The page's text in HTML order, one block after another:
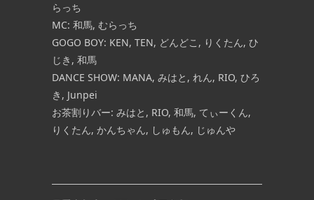
らっち
MC: 和馬, むらっち
GOGO BOY: KEN, TEN, どんどこ, りくたん, ひ
じき, 和馬
DANCE SHOW: MANA, みはと, れん, RIO, ひろ
き, Junpei
お茶割りバー: みはと, RIO, 和馬, てぃーくん,
りくたん, かんちゃん, しゅもん, じゅんや